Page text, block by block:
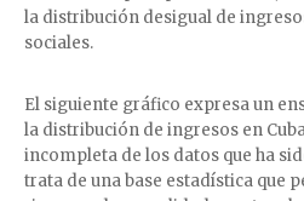
la distribución desigual de
sociales.
El siguiente gráfico expresa un
la distribución de ingresos en
incompleta de los datos que ha
trata de una base estadística que